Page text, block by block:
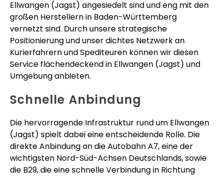
Ellwangen (Jagst) angesiedelt sind und eng mit den
großen Herstellern in Baden-Württemberg
vernetzt sind. Durch unsere strategische
Positionierung und unser dichtes Netzwerk an
Kurierfahrern und Spediteuren können wir diesen
Service flächendeckend in Ellwangen (Jagst) und
Umgebung anbieten.
Schnelle Anbindung
Die hervorragende Infrastruktur rund um Ellwangen
(Jagst) spielt dabei eine entscheidende Rolle. Die
direkte Anbindung an die Autobahn A7, eine der
wichtigsten Nord-Süd-Achsen Deutschlands, sowie
die B29, die eine schnelle Verbindung in Richtung